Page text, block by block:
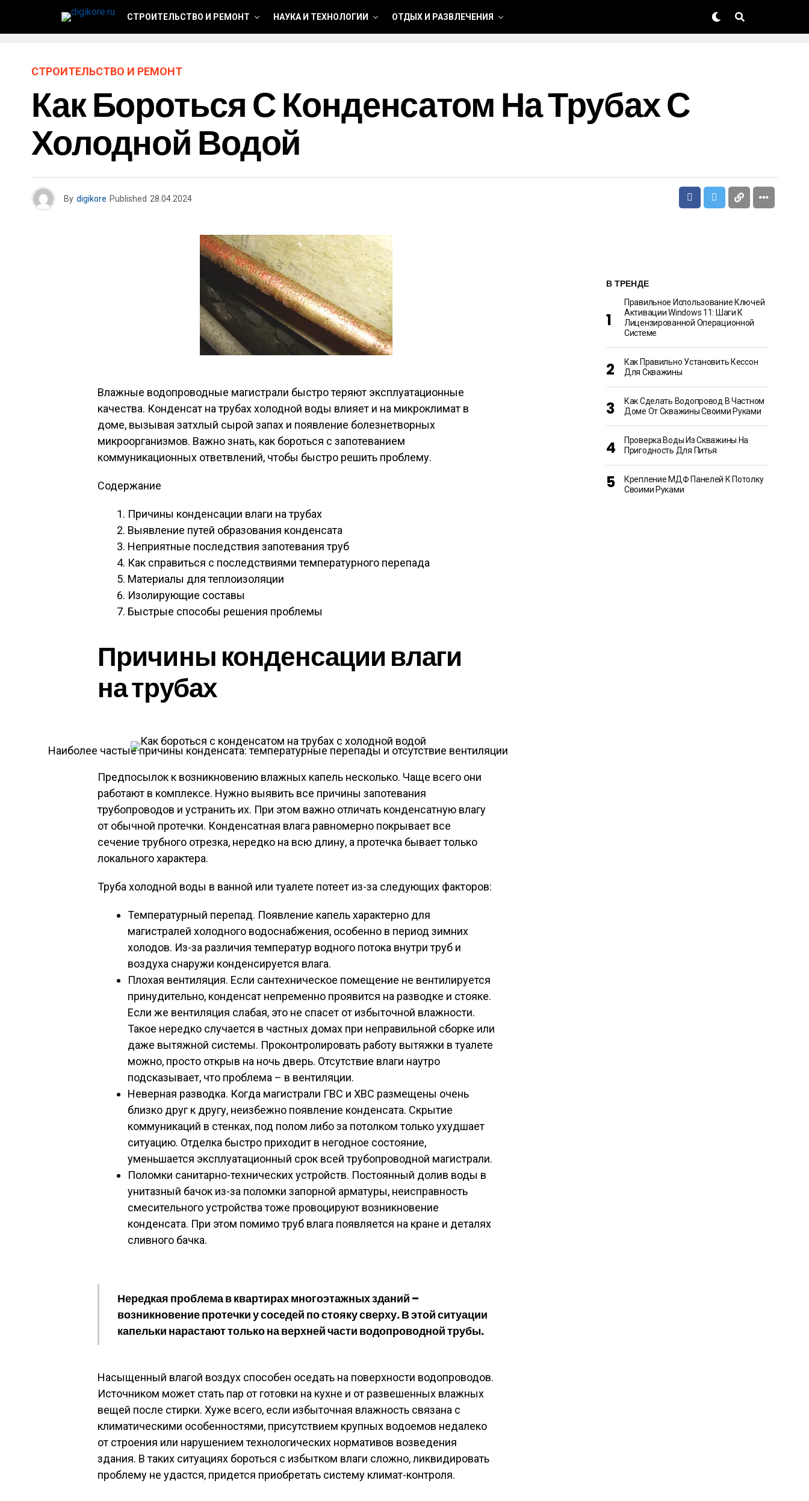
СТРОИТЕЛЬСТВО И РЕМОНТ НАУКА И ТЕХНОЛОГИИ ОТДЫХ И РАЗВЛЕЧЕНИЯ
СТРОИТЕЛЬСТВО И РЕМОНТ
Как Бороться С Конденсатом На Трубах С
Холодной Водой
By digikore Published 28.04.2024
Влажные водопроводные магистрали быстро теряют эксплуатационные
качества. Конденсат на трубах холодной воды влияет и на микроклимат в
доме, вызывая затхлый сырой запах и появление болезнетворных
микроорганизмов. Важно знать, как бороться с запотеванием
коммуникационных ответвлений, чтобы быстро решить проблему.
Содержание
Причины конденсации влаги на трубах
Выявление путей образования конденсата
Неприятные последствия запотевания труб
Как справиться с последствиями температурного перепада
Материалы для теплоизоляции
Изолирующие составы
Быстрые способы решения проблемы
Причины конденсации влаги
на трубах
Наиболее частые причины конденсата: температурные перепады и отсутствие вентиляции
Предпосылок к возникновению влажных капель несколько. Чаще всего они
работают в комплексе. Нужно выявить все причины запотевания
трубопроводов и устранить их. При этом важно отличать конденсатную влагу
от обычной протечки. Конденсатная влага равномерно покрывает все
сечение трубного отрезка, нередко на всю длину, а протечка бывает только
локального характера.
Труба холодной воды в ванной или туалете потеет из-за следующих факторов:
Температурный перепад. Появление капель характерно для
магистралей холодного водоснабжения, особенно в период зимних
холодов. Из-за различия температур водного потока внутри труб и
воздуха снаружи конденсируется влага.
Плохая вентиляция. Если сантехническое помещение не вентилируется
принудительно, конденсат непременно проявится на разводке и стояке.
Если же вентиляция слабая, это не спасет от избыточной влажности.
Такое нередко случается в частных домах при неправильной сборке или
даже вытяжной системы. Проконтролировать работу вытяжки в туалете
можно, просто открыв на ночь дверь. Отсутствие влаги наутро
подсказывает, что проблема – в вентиляции.
Неверная разводка. Когда магистрали ГВС и ХВС размещены очень
близко друг к другу, неизбежно появление конденсата. Скрытие
коммуникаций в стенках, под полом либо за потолком только ухудшает
ситуацию. Отделка быстро приходит в негодное состояние,
уменьшается эксплуатационный срок всей трубопроводной магистрали.
Поломки санитарно-технических устройств. Постоянный долив воды в
унитазный бачок из-за поломки запорной арматуры, неисправность
смесительного устройства тоже провоцируют возникновение
конденсата. При этом помимо труб влага появляется на кране и деталях
сливного бачка.
Нередкая проблема в квартирах многоэтажных зданий –
возникновение протечки у соседей по стояку сверху. В этой ситуации
капельки нарастают только на верхней части водопроводной трубы.
Насыщенный влагой воздух способен оседать на поверхности водопроводов.
Источником может стать пар от готовки на кухне и от развешенных влажных
вещей после стирки. Хуже всего, если избыточная влажность связана с
климатическими особенностями, присутствием крупных водоемов недалеко
от строения или нарушением технологических нормативов возведения
здания. В таких ситуациях бороться с избытком влаги сложно, ликвидировать
проблему не удастся, придется приобретать систему климат-контроля.
В ТРЕНДЕ
Правильное Использование Ключей
Активации Windows 11: Шаги К
Лицензированной Операционной
Системе
Как Правильно Установить Кессон
Для Скважины
Как Сделать Водопровод В Частном
Доме От Скважины Своими Руками
Проверка Воды Из Скважины На
Пригодность Для Питья
Крепление МДФ Панелей К Потолку
Своими Руками